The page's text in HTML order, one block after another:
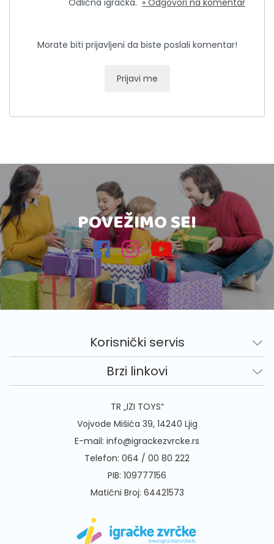
Odlična igračka. » Odgovori na komentar
Morate biti prijavljeni da biste poslali komentar!
Prijavi me
POVEŽIMO SE!
Korisnički servis
Brzi linkovi
TR „IZI TOYS“
Vojvode Mišića 39, 14240 Ljig
E-mail: info@igrackezvrcke.rs
Telefon: 064 / 00 80 222
PIB: 109777156
Matični Broj: 64421573